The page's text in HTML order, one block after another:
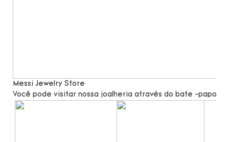
Messi Jewelry Store
Você pode visitar nossa joalheria através do bate -papo